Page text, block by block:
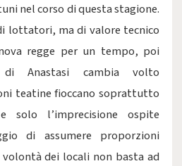
nel corso di questa stagione.
lottatori, ma di valore tecnico
regge per un tempo, poi
di Anastasi cambia volto
teatine fioccano soprattutto
l’imprecisione ospite
di assumere proporzioni
dei locali non basta ad